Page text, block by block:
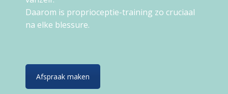
Daarom is proprioceptie-training zo cruciaal
na elke blessure.
Afspraak maken